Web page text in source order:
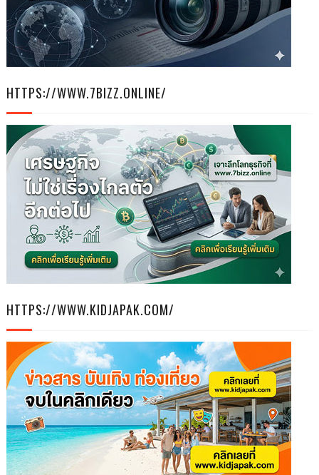
HTTPS://WWW.7BIZZ.ONLINE/
HTTPS://WWW.KIDJAPAK.COM/